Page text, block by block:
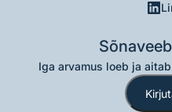
Iga arvamus loeb ja